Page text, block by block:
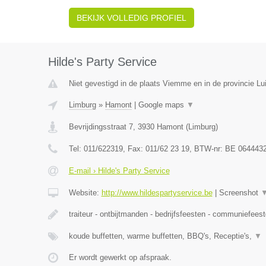
BEKIJK VOLLEDIG PROFIEL
Hilde's Party Service
Niet gevestigd in de plaats Viemme en in de provincie
Limburg» Hamont| Google maps ▼
Bevrijdingsstraat 7, 3930 Hamont(Limburg)
Tel: 011/622319, Fax: 011/62 23 19, BTW-nr: BE
E-mail › Hilde's Party Service
Website: http://www.hildespartyservice.be| Screenshot ▼
traiteur - ontbijtmanden - bedrijfsfeesten -
koude buffetten, warme buffetten, BBQ's, Receptie's, ▼
Er wordt gewerkt op afspraak.